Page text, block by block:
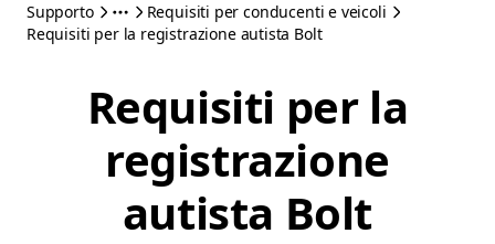
Supporto
Requisiti per conducenti e veicoli
Requisiti per la registrazione autista Bolt
Requisiti per la
registrazione
autista Bolt